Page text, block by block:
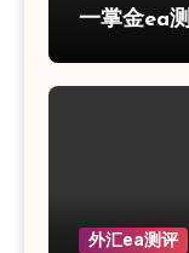
一掌金ea
外汇ea测评